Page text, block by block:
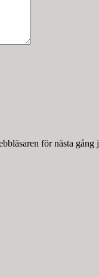
för nästa gång